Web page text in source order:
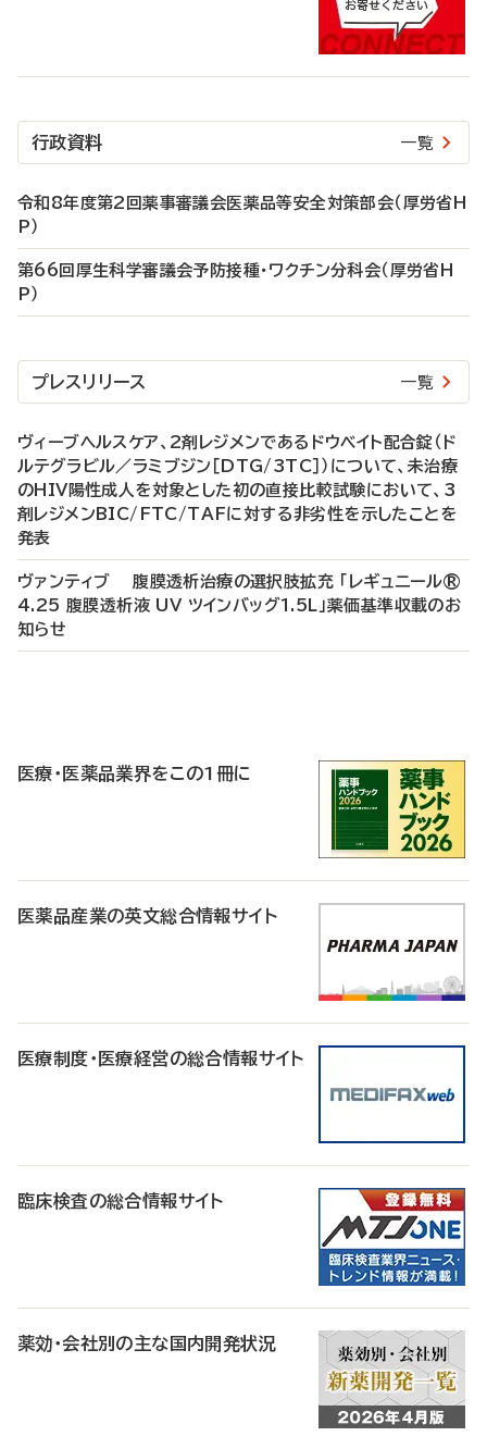
行政資料 一覧
令和8年度第2回薬事審議会医薬品等安全対策部会（厚労省H
P）
第66回厚生科学審議会予防接種・ワクチン分科会（厚労省H
P）
プレスリリース 一覧
ヴィーブヘルスケア、2剤レジメンであるドウベイト配合錠（ド
ルテグラビル／ラミブジン［DTG/3TC］）について、未治療
のHIV陽性成人を対象とした初の直接比較試験において、3
剤レジメンBIC/FTC/TAFに対する非劣性を示したことを
発表
ヴァンティブ 腹膜透析治療の選択肢拡充 「レギュニール®
4.25 腹膜透析液 UV ツインバッグ1.5L」薬価基準収載のお
知らせ
医療・医薬品業界をこの1冊に
医薬品産業の英文総合情報サイト
医療制度・医療経営の総合情報サイト
臨床検査の総合情報サイト
薬効・会社別の主な国内開発状況